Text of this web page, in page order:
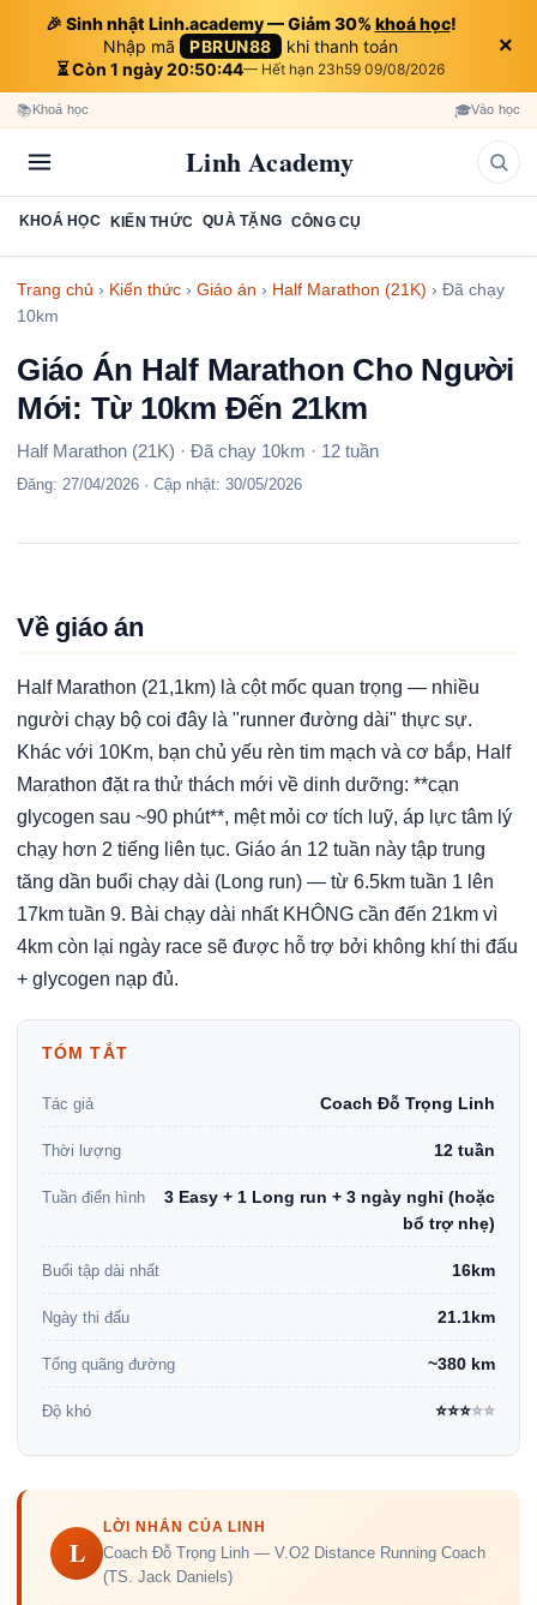
🎉 Sinh nhật Linh.academy — Giảm 30% khoá học!
Nhập mã PBRUN88 khi thanh toán
⏳ Còn 1 ngày 20:50:44— Hết hạn 23h59 09/08/2026
×
📚Khoá học 🎓Vào học
Linh Academy
KHOÁ HỌC KIẾN THỨC QUÀ TẶNG CÔNG CỤ
Trang chủ › Kiến thức › Giáo án › Half Marathon (21K) › Đã chạy
10km
Giáo Án Half Marathon Cho Người
Mới: Từ 10km Đến 21km
Half Marathon (21K) · Đã chạy 10km · 12 tuần
Đăng: 27/04/2026 · Cập nhật: 30/05/2026
Về giáo án
Half Marathon (21,1km) là cột mốc quan trọng — nhiều
người chạy bộ coi đây là "runner đường dài" thực sự.
Khác với 10Km, bạn chủ yếu rèn tim mạch và cơ bắp, Half
Marathon đặt ra thử thách mới về dinh dưỡng: **cạn
glycogen sau ~90 phút**, mệt mỏi cơ tích luỹ, áp lực tâm lý
chạy hơn 2 tiếng liên tục. Giáo án 12 tuần này tập trung
tăng dần buổi chạy dài (Long run) — từ 6.5km tuần 1 lên
17km tuần 9. Bài chạy dài nhất KHÔNG cần đến 21km vì
4km còn lại ngày race sẽ được hỗ trợ bởi không khí thi đấu
+ glycogen nạp đủ.
TÓM TẮT
Tác giả Coach Đỗ Trọng Linh
Thời lượng 12 tuần
Tuần điển hình
3 Easy + 1 Long run + 3 ngày nghỉ (hoặc
bổ trợ nhẹ)
Buổi tập dài nhất 16km
Ngày thi đấu 21.1km
Tổng quãng đường ~380 km
Độ khó ⭐⭐⭐⭐⭐
L
LỜI NHẮN CỦA LINH
Coach Đỗ Trọng Linh — V.O2 Distance Running Coach
(TS. Jack Daniels)